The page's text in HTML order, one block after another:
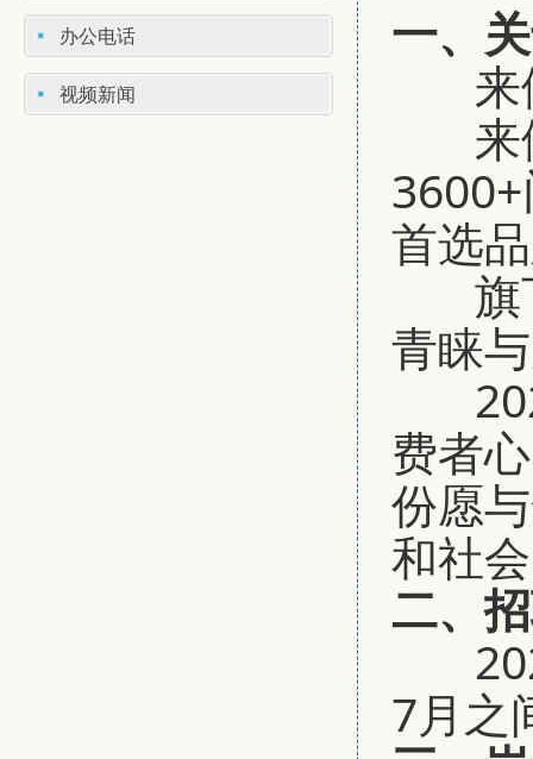
办公电话
视频新闻
一、
首选
青睐
费者
份愿
和社
二、
7月之